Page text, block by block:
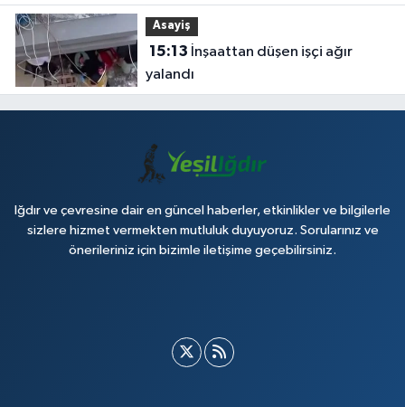
Asayiş
15:13
yalandı
Iğdır ve çevresine dair en güncel haberler, etkinlikler ve bilgilerle
sizlere hizmet vermekten mutluluk duyuyoruz. Sorularınız ve
önerileriniz için bizimle iletişime geçebilirsiniz.